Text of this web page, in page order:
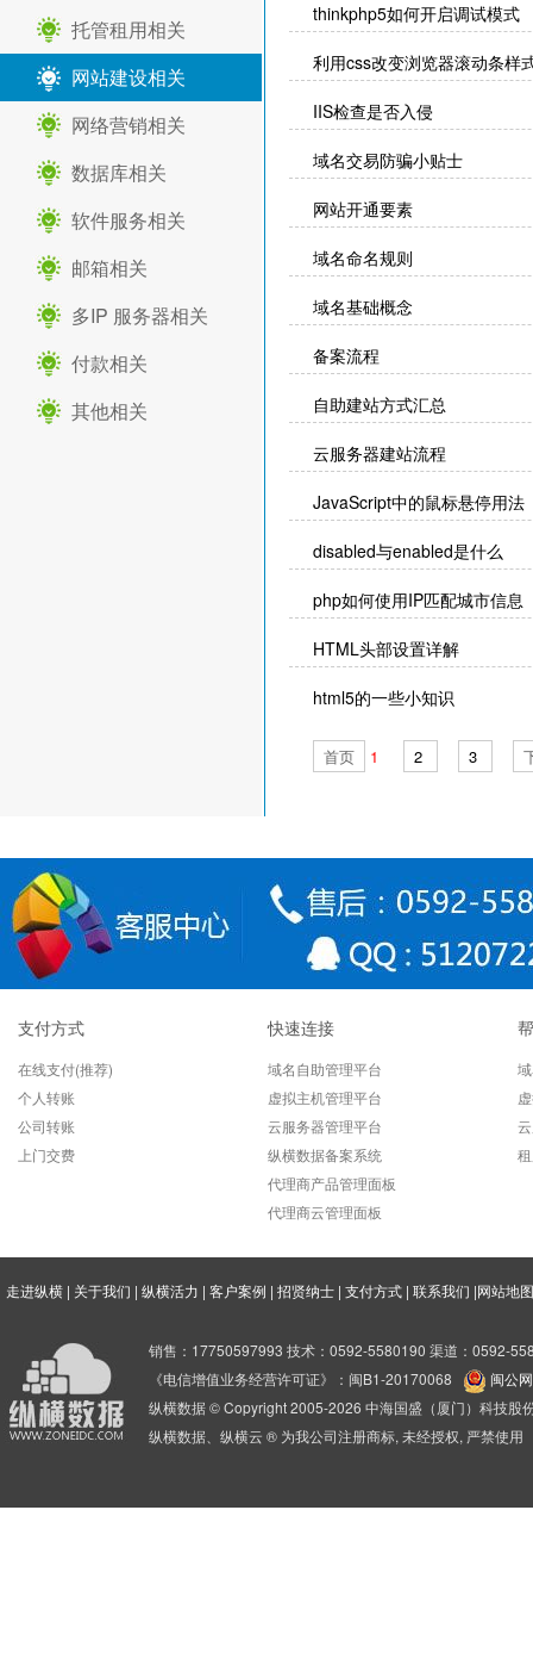
托管租用相关
网站建设相关
网络营销相关
数据库相关
软件服务相关
邮箱相关
多IP 服务器相关
付款相关
其他相关
thinkphp5如何开启调试模式
利用css改变浏览器滚动条样
IIS检查是否入侵
域名交易防骗小贴士
网站开通要素
域名命名规则
域名基础概念
备案流程
自助建站方式汇总
云服务器建站流程
JavaScript中的鼠标悬停用法
disabled与enabled是什么
php如何使用IP匹配城市信息
HTML头部设置详解
html5的一些小知识
HTML5 虚拟键盘出现挡住输
一篇关于html5播放视频的讲
php的无限极分类怎么实现
纵横数据服务器网站搭建步骤
纵横数据教你做论坛成功5大
常见http代码错误原因
网站建设网站结构优化策略
网站建设的内链建设策略
HTML5和以前HTML4的区别
首页 1 2 3
支付方式
在线支付(推荐)
个人转账
公司转账
上门交费
快速连接
域名自助管理平台
虚拟主机管理平台
云服务器管理平台
纵横数据备案系统
代理商产品管理面板
代理商云管理面板
走进纵横 | 关于我们 | 纵横活力 | 客户案例 | 招贤纳士 | 支付方式 | 联系我们 |网站地图
销售：17750597993 技术：0592-5580190 渠道：0592-
《电信增值业务经营许可证》：闽B1-20170068
闽公
纵横数据 © Copyright 2005-2026 中海国盛（厦门）科技股
纵横数据、纵横云 ® 为我公司注册商标, 未经授权, 严禁使用